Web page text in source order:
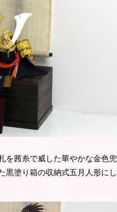
を茜糸で威した華やかな金色兜
黒塗り箱の収納式五月人形にし